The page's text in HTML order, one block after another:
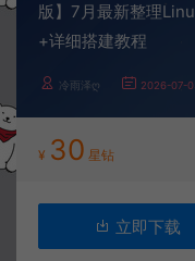
版】7月最新整理
+详细搭建教程
冷雨泽ღ 2026-07-
¥ 30 星钻
立即下载